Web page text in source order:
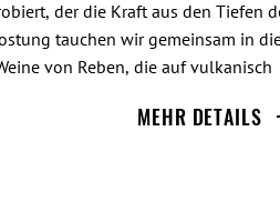
der die Kraft aus den Tiefen
tauchen wir gemeinsam in
von Reben, die auf vulkanisch
MEHR DETAILS